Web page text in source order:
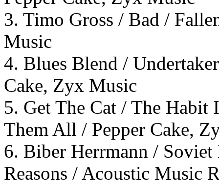
3. Timo Gross / Bad /
Music
4. Blues Blend /
Cake, Zyx Music
5. Get The Cat / The
Them All / Pepper Cake,
6. Biber Herrmann /
Reasons / Acoustic Music